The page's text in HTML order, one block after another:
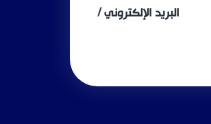
البريد الإلكتروني /